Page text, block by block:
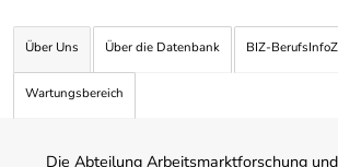
Über Uns Über die Datenbank BIZ-
Wartungsbereich
Die Abteilung Arbeitsmarktforschung und